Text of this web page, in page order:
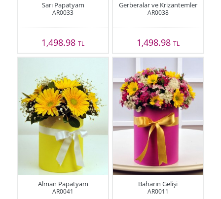
Sarı Papatyam
AR0033
1,498.98TL
Gerberalar ve Krizantemler
AR0038
1,498.98 TL
Alman Papatyam
AR0041
Baharın Gelişi
AR0011